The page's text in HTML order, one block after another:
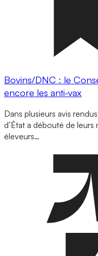
Bovins/DNC : le
encore les anti-vax
Dans plusieurs avis
d’État a débouté de leurs
éleveurs…